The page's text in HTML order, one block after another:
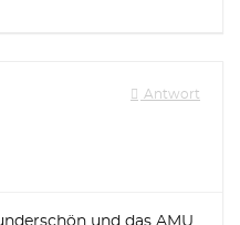
Antwort
und das AMU